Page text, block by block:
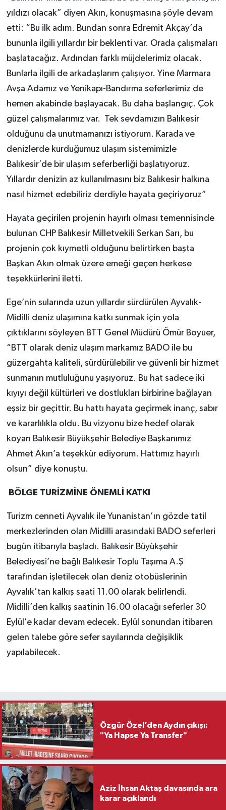
yıldızı olacak” diyen Akın, konuşmasına şöyle devam
etti: “Bu ilk adım. Bundan sonra Edremit Akçay’da
bununla ilgili yıllardır bir beklenti var. Orada çalışmaları
başlatacağız. Ardından farklı müjdelerimiz olacak.
Bunlarla ilgili de arkadaşlarım çalışıyor. Yine Marmara
Avşa Adamız ve Yenikapı-Bandırma seferlerimiz de
hemen akabinde başlayacak. Bu daha başlangıç. Çok
güzel çalışmalarımız var. Tek sevdamızın Balıkesir
olduğunu da unutmamanızı istiyorum. Karada ve
denizlerde kurduğumuz ulaşım sistemimizle
Balıkesir’de bir ulaşım seferberliği başlatıyoruz.
Yıllardır denizin az kullanılmasını biz Balıkesir halkına
nasıl hizmet edebiliriz derdiyle hayata geçiriyoruz”
Hayata geçirilen projenin hayırlı olması temennisinde
bulunan CHP Balıkesir Milletvekili Serkan Sarı, bu
projenin çok kıymetli olduğunu belirtirken başta
Başkan Akın olmak üzere emeği geçen herkese
teşekkürlerini iletti.
Ege’nin sularında uzun yıllardır sürdürülen Ayvalık-
Midilli deniz ulaşımına katkı sunmak için yola
çıktıklarını söyleyen BTT Genel Müdürü Ömür Boyuer,
“BTT olarak deniz ulaşım markamız BADO ile bu
güzergahta kaliteli, sürdürülebilir ve güvenli bir hizmet
sunmanın mutluluğunu yaşıyoruz. Bu hat sadece iki
kıyıyı değil kültürleri ve dostlukları birbirine bağlayan
eşsiz bir geçittir. Bu hattı hayata geçirmek inanç, sabır
ve kararlılıkla oldu. Bu vizyonu bize hedef olarak
koyan Balıkesir Büyükşehir Belediye Başkanımız
Ahmet Akın’a teşekkür ediyorum. Hattımız hayırlı
olsun” diye konuştu.
BÖLGE TURİZMİNE ÖNEMLİ KATKI
Turizm cenneti Ayvalık ile Yunanistan’ın gözde tatil
merkezlerinden olan Midilli arasındaki BADO seferleri
bugün itibarıyla başladı. Balıkesir Büyükşehir
Belediyesi’ne bağlı Balıkesir Toplu Taşıma A.Ş
tarafından işletilecek olan deniz otobüslerinin
Ayvalık’tan kalkış saati 11.00 olarak belirlendi.
Midilli’den kalkış saatinin 16.00 olacağı seferler 30
Eylül’e kadar devam edecek. Eylül sonundan itibaren
gelen talebe göre sefer sayılarında değişiklik
yapılabilecek.
Özgür Özel’den Aydın çıkışı:
"Ya Hapse Ya Transfer"
Aziz İhsan Aktaş davasında ara
karar açıklandı